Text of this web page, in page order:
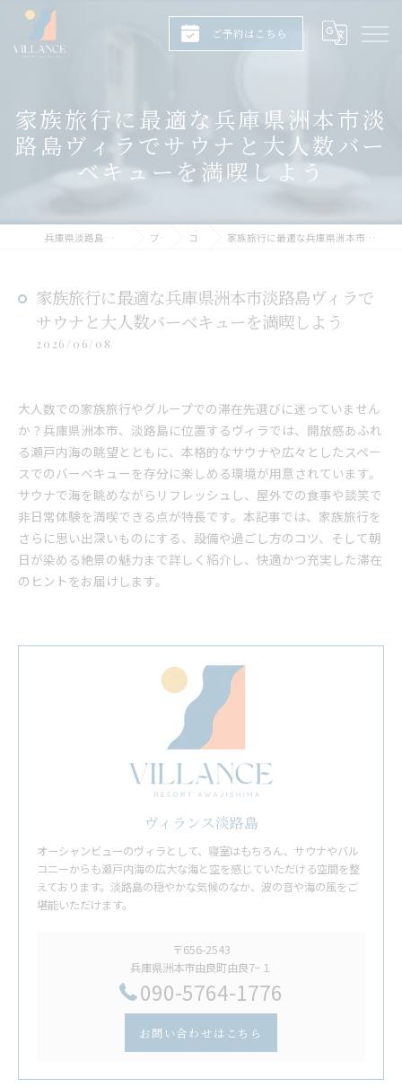
ご予約はこちら
家族旅行に最適な兵庫県洲本市淡
路島ヴィラでサウナと大人数バー
ベキューを満喫しよう
兵庫県淡路島のヴィラならヴィランス淡路島 ブログ コラム 家族旅行に最適な兵庫県洲本市淡路島ヴィラでサウナと大人数バーベキューを満喫しよう
家族旅行に最適な兵庫県洲本市淡路島ヴィラで
サウナと大人数バーベキューを満喫しよう
2026/06/08
大人数での家族旅行やグループでの滞在先選びに迷っていません
か？兵庫県洲本市、淡路島に位置するヴィラでは、開放感あふれ
る瀬戸内海の眺望とともに、本格的なサウナや広々としたスペー
スでのバーベキューを存分に楽しめる環境が用意されています。
サウナで海を眺めながらリフレッシュし、屋外での食事や談笑で
非日常体験を満喫できる点が特長です。本記事では、家族旅行を
さらに思い出深いものにする、設備や過ごし方のコツ、そして朝
日が染める絶景の魅力まで詳しく紹介し、快適かつ充実した滞在
のヒントをお届けします。
ヴィランス淡路島
オーシャンビューのヴィラとして、寝室はもちろん、サウナやバル
コニーからも瀬戸内海の広大な海と空を感じていただける空間を整
えております。淡路島の穏やかな気候のなか、波の音や海の風をご
堪能いただけます。
〒656-2543
兵庫県洲本市由良町由良7−１
​090-5764-1776
お問い合わせはこちら